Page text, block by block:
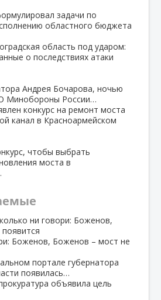
задачи по
областного бюджета
область под ударом:
о последствиях атаки
Андрея Бочарова, ночью
Минобороны России…
конкурс на ремонт моста
канал в Красноармейском
чтобы выбрать
моста в
ни говори: Боженов,
портале губернатора
появилась…
объявила цель